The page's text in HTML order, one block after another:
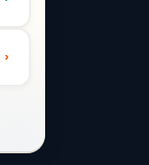
›